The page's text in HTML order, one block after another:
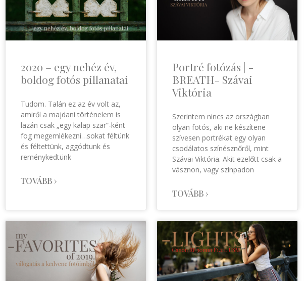
2020 – egy nehéz év,
boldog fotós pillanatai
Tudom. Talán ez az év volt az,
amiről a majdani történelem is
lazán csak „egy kalap szar”-ként
fog megemlékezni…sokat féltünk
és féltettünk, aggódtunk és
reménykedtünk
TOVÁBB ›
Portré fotózás | -
BREATH- Szávai
Viktória
Szerintem nincs az országban
olyan fotós, aki ne készítene
szívesen portrékat egy olyan
csodálatos színésznőről, mint
Szávai Viktória. Akit ezelőtt csak a
vásznon, vagy színpadon
TOVÁBB ›